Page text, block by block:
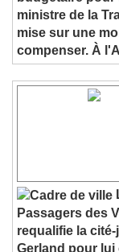
budgétaire pour
ministre de la
mise sur une
compenser. À
Passagers des
requalifie la cité-